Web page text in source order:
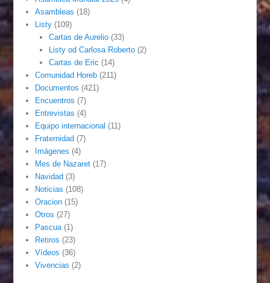
Asambleas (18)
Listy (109)
Cartas de Aurelio(33)
Listy od Carlosa Roberto(2)
Cartas de Eric (14)
Comunidad Horeb (211)
Documentos (421)
Encuentros (7)
Entrevistas (4)
Equipo internacional (11)
Fraternidad (7)
Imágenes (4)
Mes de Nazaret (17)
Navidad (3)
Noticias (108)
Oracion (15)
Otros (27)
Pascua (1)
Retiros (23)
Vídeos (36)
Vivencias (2)